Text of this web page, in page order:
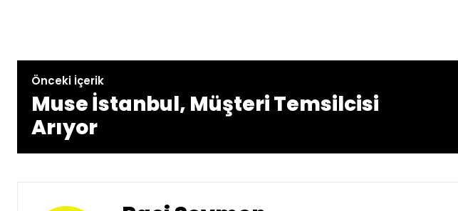
Önceki İçerik
Muse İstanbul, Müşteri Temsilcisi
Arıyor